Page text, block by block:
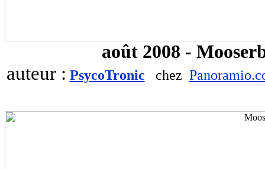
août 2008 -
auteur : PsycoTronic chez